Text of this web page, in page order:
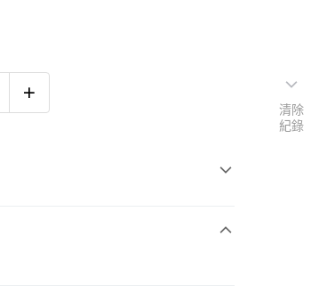
清除
紀錄